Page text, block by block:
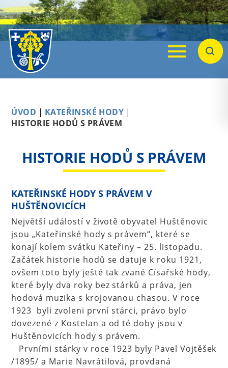
Menu
ÚVOD | KATEŘINSKÉ HODY |
HISTORIE HODŮ S PRÁVEM
HISTORIE HODŮ S PRÁVEM
KATEŘINSKÉ HODY S PRÁVEM V
HUŠTĚNOVICÍCH
Největší událostí v životě obyvatel Huštěnovic
jsou „Kateřinské hody s právem“, které se
konají kolem svátku Kateřiny – 25. listopadu.
Začátek historie hodů se datuje k roku 1921,
ovšem toto byly ještě tak zvané Císařské hody,
které byly dva roky bez stárků a práva, jen
hodová muzika s krojovanou chasou. V roce
1923 byli zvoleni první stárci, právo bylo
dovezené z Kostelan a od té doby jsou v
Huštěnovicích hody s právem.
Prvními stárky v roce 1923 byly Pavel Vojtěšek
/1895/ a Marie Navrátilová, provdaná